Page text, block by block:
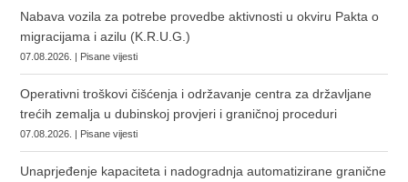
Nabava vozila za potrebe provedbe aktivnosti u okviru Pakta o
migracijama i azilu (K.R.U.G.)
07.08.2026. | Pisane vijesti
Operativni troškovi čišćenja i održavanje centra za državljane
trećih zemalja u dubinskoj provjeri i graničnoj proceduri
07.08.2026. | Pisane vijesti
Unaprjeđenje kapaciteta i nadogradnja automatizirane granične